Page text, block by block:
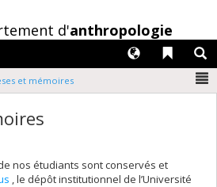
d'anthropologie
Liens
Langues
et mémoires
nos étudiants sont conservés et
, le dépôt institutionnel de l’Université